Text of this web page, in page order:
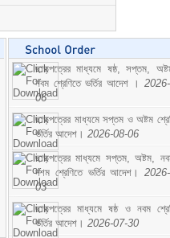
ছাড়পত্রের মাধ্যমে ষষ্ঠ, সপ্তম,
নবম শ্রেণিতে ভর্তির আদেশ ।
06
ছাড়পত্রের মাধ্যমে সপ্তম ও অষ্টম
ভর্তির আদেশ। 2026-08-06
ছাড়পত্রের মাধ্যমে সপ্তম, অষ্টম,
দশম শ্রেণিতে ভর্তির আদেশ।
03
ছাড়পত্রের মাধ্যমে ষষ্ঠ ও নবম
ভর্তির আদেশ। 2026-07-30